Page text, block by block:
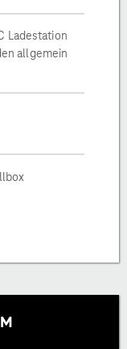
Ladestation
allgemein